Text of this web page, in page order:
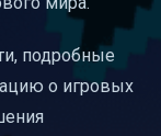
подробные
о игровых